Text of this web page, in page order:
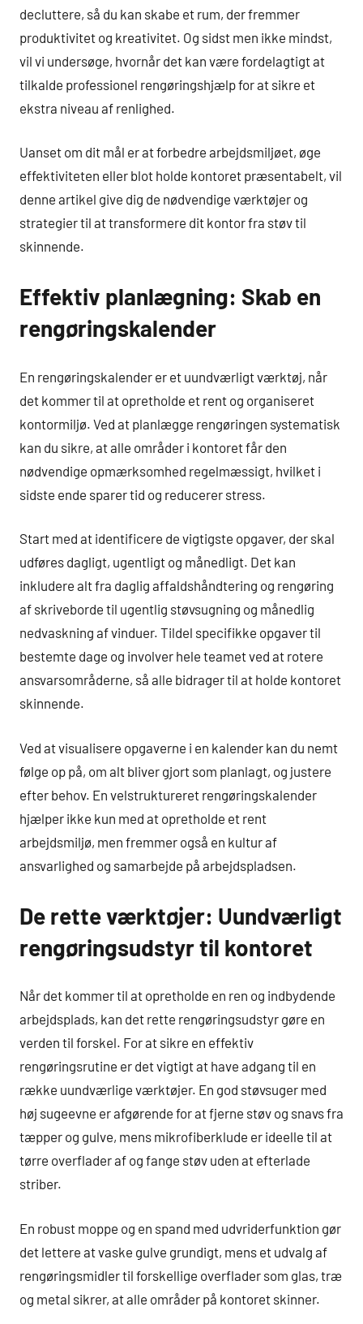
decluttere, så du kan skabe et rum, der fremmer
produktivitet og kreativitet. Og sidst men ikke mindst,
vil vi undersøge, hvornår det kan være fordelagtigt at
tilkalde professionel rengøringshjælp for at sikre et
ekstra niveau af renlighed.
Uanset om dit mål er at forbedre arbejdsmiljøet, øge
effektiviteten eller blot holde kontoret præsentabelt, vil
denne artikel give dig de nødvendige værktøjer og
strategier til at transformere dit kontor fra støv til
skinnende.
Effektiv planlægning: Skab en
rengøringskalender
En rengøringskalender er et uundværligt værktøj, når
det kommer til at opretholde et rent og organiseret
kontormiljø. Ved at planlægge rengøringen systematisk
kan du sikre, at alle områder i kontoret får den
nødvendige opmærksomhed regelmæssigt, hvilket i
sidste ende sparer tid og reducerer stress.
Start med at identificere de vigtigste opgaver, der skal
udføres dagligt, ugentligt og månedligt. Det kan
inkludere alt fra daglig affaldshåndtering og rengøring
af skriveborde til ugentlig støvsugning og månedlig
nedvaskning af vinduer. Tildel specifikke opgaver til
bestemte dage og involver hele teamet ved at rotere
ansvarsområderne, så alle bidrager til at holde kontoret
skinnende.
Ved at visualisere opgaverne i en kalender kan du nemt
følge op på, om alt bliver gjort som planlagt, og justere
efter behov. En velstruktureret rengøringskalender
hjælper ikke kun med at opretholde et rent
arbejdsmiljø, men fremmer også en kultur af
ansvarlighed og samarbejde på arbejdspladsen.
De rette værktøjer: Uundværligt
rengøringsudstyr til kontoret
Når det kommer til at opretholde en ren og indbydende
arbejdsplads, kan det rette rengøringsudstyr gøre en
verden til forskel. For at sikre en effektiv
rengøringsrutine er det vigtigt at have adgang til en
række uundværlige værktøjer. En god støvsuger med
høj sugeevne er afgørende for at fjerne støv og snavs fra
tæpper og gulve, mens mikrofiberklude er ideelle til at
tørre overflader af og fange støv uden at efterlade
striber.
En robust moppe og en spand med udvriderfunktion gør
det lettere at vaske gulve grundigt, mens et udvalg af
rengøringsmidler til forskellige overflader som glas, træ
og metal sikrer, at alle områder på kontoret skinner.